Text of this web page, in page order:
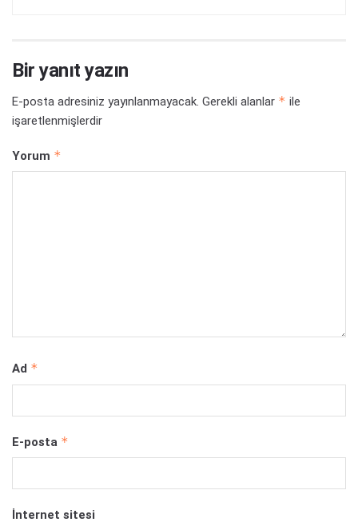
Bir yanıt yazın
E-posta adresiniz yayınlanmayacak. Gerekli alanlar * ile
işaretlenmişlerdir
Yorum *
Ad *
E-posta *
İnternet sitesi